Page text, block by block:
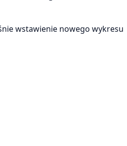
wstawienie nowego wykresu